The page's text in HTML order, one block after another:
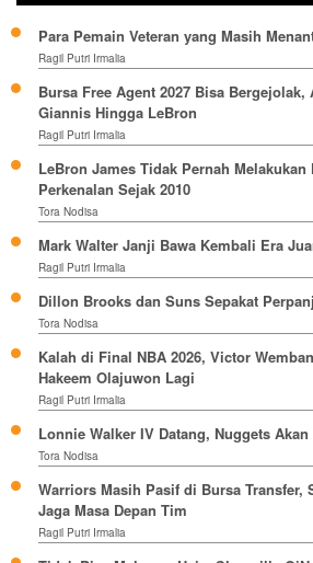
Para Pemain Veteran yang Masih
Ragil Putri Irmalia
Bursa Free Agent 2027 Bisa Bergejolak,
Giannis Hingga LeBron
Ragil Putri Irmalia
LeBron James Tidak Pernah
Perkenalan Sejak 2010
Tora Nodisa
Mark Walter Janji Bawa Kembali Era
Ragil Putri Irmalia
Dillon Brooks dan Suns Sepakat
Tora Nodisa
Kalah di Final NBA 2026, Victor
Hakeem Olajuwon Lagi
Ragil Putri Irmalia
Lonnie Walker IV Datang, Nuggets
Tora Nodisa
Warriors Masih Pasif di Bursa Transfer,
Jaga Masa Depan Tim
Ragil Putri Irmalia